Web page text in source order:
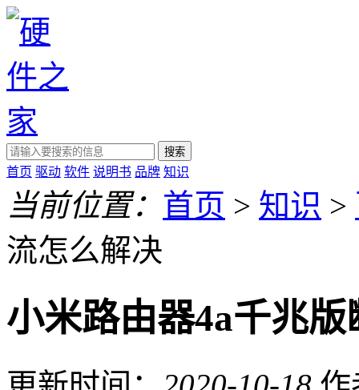
搜索
首页 驱动 软件 说明书 品牌 知识
当前位置： 首页 > 知识 >
流怎么解决
小米路由器4a千兆